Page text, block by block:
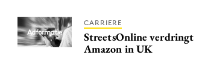
CARRIERE
StreetsOnline verdringt
Amazon in UK